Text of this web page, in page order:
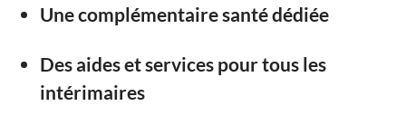
Une complémentaire santé dédiée
Des aides et services pour tous les
intérimaires